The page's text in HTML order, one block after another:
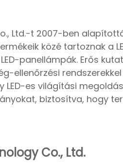
Ltd.-t 2007-ben
közé tartoznak a
panellámpák. Erős
ellenőrzési
es világítási
biztosítva, hogy
Co., Ltd.